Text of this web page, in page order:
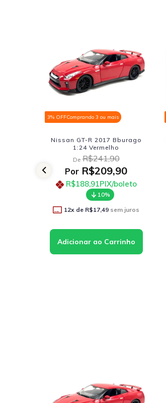
3% OFFComprando 3 ou mais
Nissan GT-R 2017 Bburago
1:24 Vermelho
De R$241,90
Por R$209,90
R$188,91PIX/boleto
10%
12x de R$17,49 sem juros